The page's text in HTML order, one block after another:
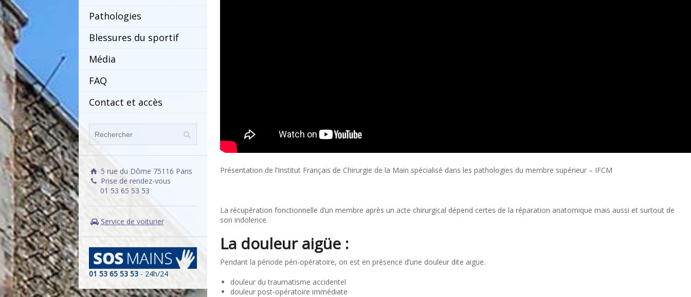
Pathologies
Blessures du sportif
Média
FAQ
Contact et accès
5 rue du Dôme 75116 Paris
Prise de rendez-vous
01 53 65 53 53
Service de voiturier
01 53 65 53 53 - 24h/24
Présentation de l’Institut Français de Chirurgie de la Main spécialisé dans les pathologies du membre supérieur – IFCM
La récupération fonctionnelle d’un membre après un acte chirurgical dépend certes de la réparation anatomique mais aussi et surtout de
son indolence.
La douleur aigüe :
Pendant la période péri-opératoire, on est en présence d’une douleur dite aigüe.
douleur du traumatisme accidentel
douleur post-opératoire immédiate